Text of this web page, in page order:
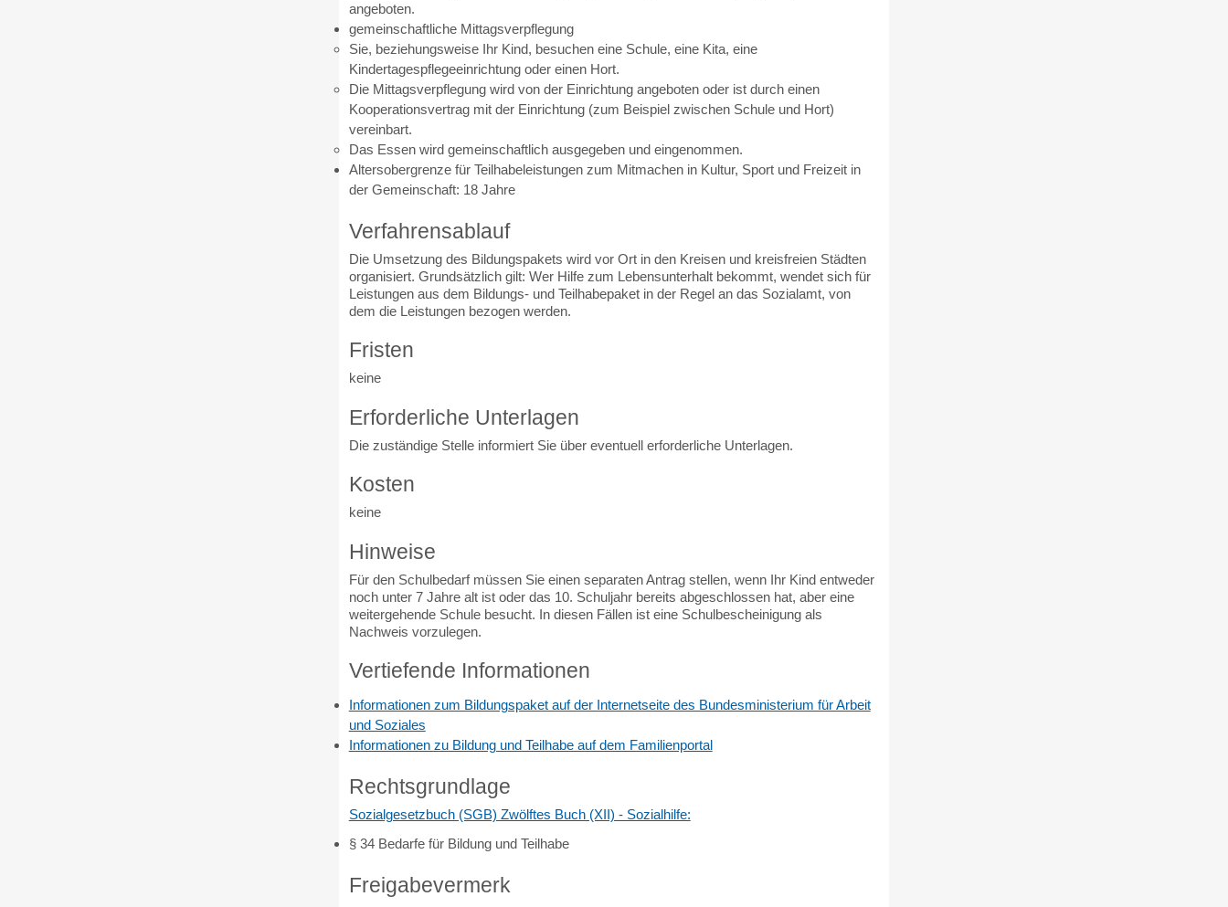
angeboten.
gemeinschaftliche Mittagsverpflegung
Sie, beziehungsweise Ihr Kind, besuchen eine Schule, eine Kita, eine
Kindertagespflegeeinrichtung oder einen Hort.
Die Mittagsverpflegung wird von der Einrichtung angeboten oder ist durch einen
Kooperationsvertrag mit der Einrichtung (zum Beispiel zwischen Schule und Hort)
vereinbart.
Das Essen wird gemeinschaftlich ausgegeben und eingenommen.
Altersobergrenze für Teilhabeleistungen zum Mitmachen in Kultur, Sport und Freizeit in
der Gemeinschaft: 18 Jahre
Verfahrensablauf
Die Umsetzung des Bildungspakets wird vor Ort in den Kreisen und kreisfreien Städten
organisiert. Grundsätzlich gilt: Wer Hilfe zum Lebensunterhalt bekommt, wendet sich für
Leistungen aus dem Bildungs- und Teilhabepaket in der Regel an das Sozialamt, von
dem die Leistungen bezogen werden.
Fristen
keine
Erforderliche Unterlagen
Die zuständige Stelle informiert Sie über eventuell erforderliche Unterlagen.
Kosten
keine
Hinweise
Für den Schulbedarf müssen Sie einen separaten Antrag stellen, wenn Ihr Kind entweder
noch unter 7 Jahre alt ist oder das 10. Schuljahr bereits abgeschlossen hat, aber eine
weitergehende Schule besucht. In diesen Fällen ist eine Schulbescheinigung als
Nachweis vorzulegen.
Vertiefende Informationen
Informationen zum Bildungspaket auf der Internetseite des Bundesministerium für Arbeit
und Soziales
Informationen zu Bildung und Teilhabe auf dem Familienportal
Rechtsgrundlage
Sozialgesetzbuch (SGB) Zwölftes Buch (XII) - Sozialhilfe:
§ 34 Bedarfe für Bildung und Teilhabe
Freigabevermerk